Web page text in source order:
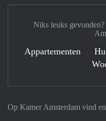
Op Kamer Amsterdam vind
Niks leuks
Appartementen